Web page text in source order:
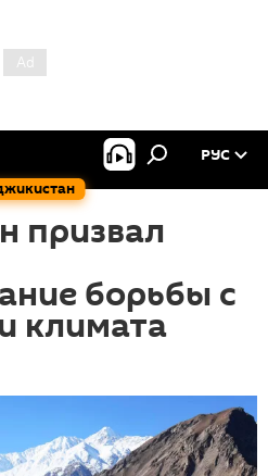
РУС
призвал
борьбы с
климата